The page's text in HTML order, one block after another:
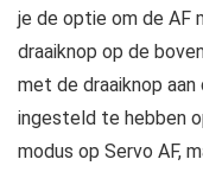
je de optie om de AF
draaiknop op de
met de draaiknop
ingesteld te hebben
modus op Servo AF,